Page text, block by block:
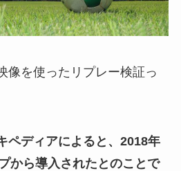
像を使ったリプレー検証っ
ペディアによると、 2018年
から導入されたとのことで